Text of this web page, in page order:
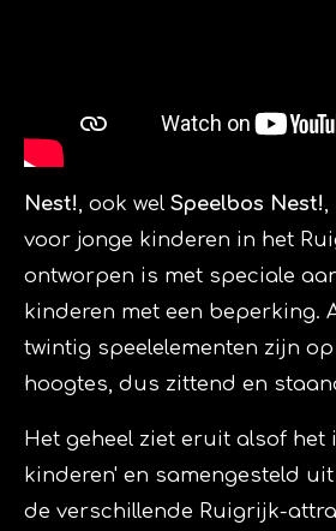
Nest! , ook wel Speelbos Nest!
voor jonge kinderen in het
ontworpen is met speciale
kinderen met een beperking.
twintig speelelementen zijn
hoogtes, dus zittend en
Het geheel ziet eruit alsof
kinderen' en samengesteld
de verschillende Ruigrijk-